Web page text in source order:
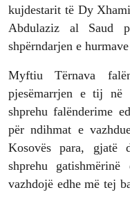
kujdestarit të Dy
Abdulaziz al Saud
shpërndarjen e
Myftiu Tërnava
pjesëmarrjen e tij në
shprehu falënderime
për ndihmat e
Kosovës para, gjatë
shprehu
vazhdojë edhe më tej